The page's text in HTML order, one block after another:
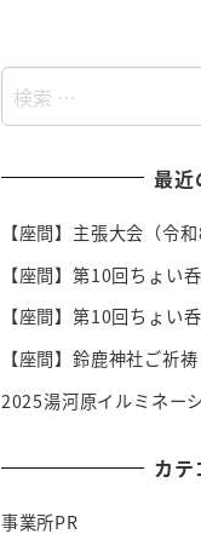
検
索
最近
【座間】主張大会（令和
【座間】第10回ちょい
【座間】第10回ちょい
【座間】鈴鹿神社ご祈祷
2025湯河原イルミネー
カテ
事業所PR